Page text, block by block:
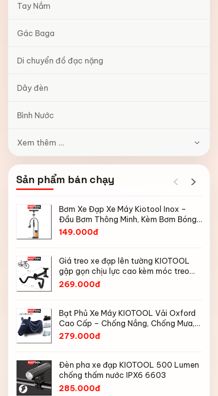
Tay Nắm
Gác Baga
Di chuyển đồ đạc nặng
Dây đèn
Bình Nước
Xem thêm ...
Sản phẩm bán chạy ‹ ›
Bơm Xe Đạp Xe Máy Kiotool Inox –
Đầu Bơm Thông Minh, Kèm Bơm Bóng,
Đồng Hồ 160 PSI
149.000đ
Giá treo xe đạp lên tường KIOTOOL
gập gọn chịu lực cao kèm móc treo
mũ bảo hiểm
269.000đ
Bạt Phủ Xe Máy KIOTOOL Vải Oxford
Cao Cấp – Chống Nắng, Chống Mưa,
Chống Bụi, Chống Tia UV, Có Phản
279.000đ
Đèn pha xe đạp KIOTOOL 500 Lumen
chống thấm nước IPX6 6603
285.000đ